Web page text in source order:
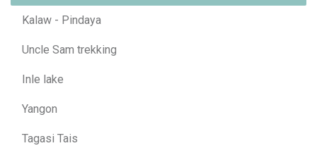
Kalaw - Pindaya
Uncle Sam trekking
Inle lake
Yangon
Tagasi Tais